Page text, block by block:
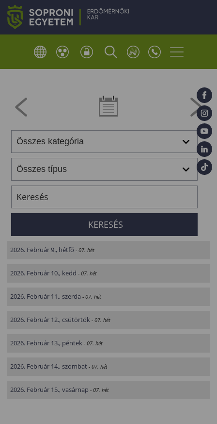
2026. Február 9., hétfő - 07. hét
2026. Február 10., kedd - 07. hét
2026. Február 11., szerda - 07. hét
2026. Február 12., csütörtök - 07. hét
2026. Február 13., péntek - 07. hét
2026. Február 14., szombat - 07. hét
2026. Február 15., vasárnap - 07. hét